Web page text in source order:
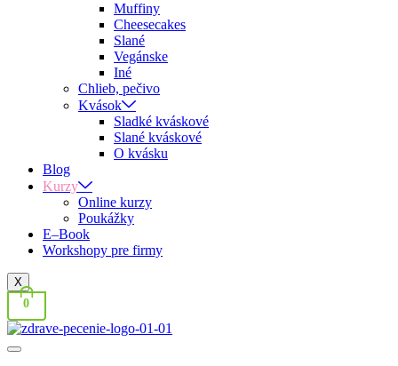
Muffiny
Cheesecakes
Slané
Vegánske
Iné
Chlieb, pečivo
Kvások
Sladké kváskové
Slané kváskové
O kvásku
Blog
Kurzy
Online kurzy
Poukážky
E–Book
Workshopy pre firmy
X
0